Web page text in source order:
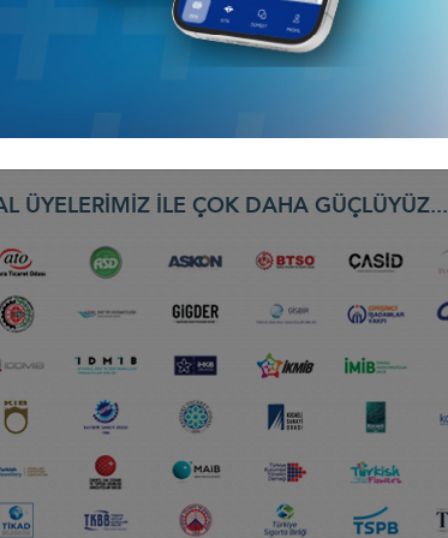
26 ŞUBAT 2022, İSTANBUL
ÜYELERİMİZ İLE ÇOK DAHA GÜÇLÜYÜZ...